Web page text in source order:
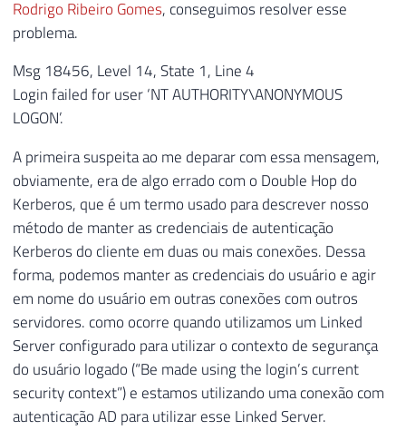
Rodrigo Ribeiro Gomes, conseguimos resolver esse
problema.
Msg 18456, Level 14, State 1, Line 4
Login failed for user ‘NT AUTHORITY\ANONYMOUS
LOGON’.
A primeira suspeita ao me deparar com essa mensagem,
obviamente, era de algo errado com o Double Hop do
Kerberos, que é um termo usado para descrever nosso
método de manter as credenciais de autenticação
Kerberos do cliente em duas ou mais conexões. Dessa
forma, podemos manter as credenciais do usuário e agir
em nome do usuário em outras conexões com outros
servidores. como ocorre quando utilizamos um Linked
Server configurado para utilizar o contexto de segurança
do usuário logado (“Be made using the login’s current
security context”) e estamos utilizando uma conexão com
autenticação AD para utilizar esse Linked Server.